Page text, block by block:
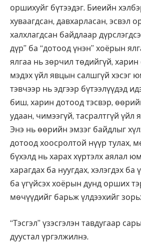
оршихуйг бүтээдэг. Биеийн
хуваагдсан, давхарласан, эсвэл
халхлагдсан байдлаар
дүр” ба “дотоод үнэн” хоёрын
ялгаа нь зөрчил төдийгүй,
мэдэх үйл явцын салшгүй хэсэг
тэвчээр нь эдгээр бүтээлүүдэд
биш, харин дотоод тэсвэр,
удаан, чимээгүй, тасралтгүй үйл
Энэ нь өөрийн эмзэг байдлыг
дотоод хоосролтой нүүр тулах,
бүхэлд нь харах хүртэлх аялал
харагдах ба нуугдах, хэлэгдэх ба
ба үгүйсэх хоёрын дунд орших
мөчүүдийг барьж үлдээхийг
“Тэсгэл” үзэсгэлэн тавдугаар
дуустал үргэлжилнэ.